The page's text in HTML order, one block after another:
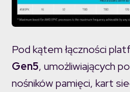
Pod kątem łączności
Gen5, umożliwiających
nośników pamięci, kart